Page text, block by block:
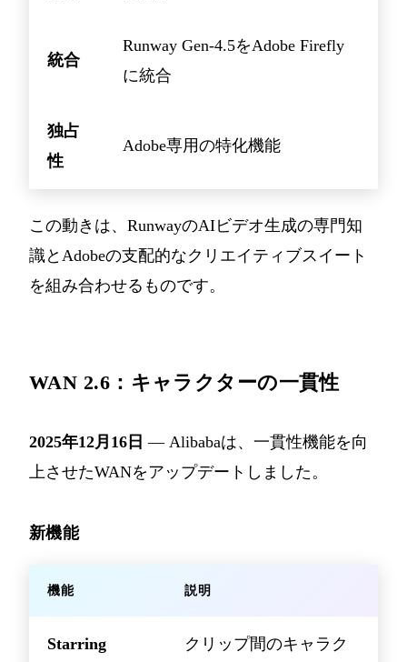
統合
Runway Gen-4.5をAdobe Firefly
に統合
独占
性
Adobe専用の特化機能
この動きは、RunwayのAIビデオ生成の専門知
識とAdobeの支配的なクリエイティブスイート
を組み合わせるものです。
WAN 2.6：キャラクターの一貫性
2025年12月16日 — Alibabaは、一貫性機能を向
上させたWANをアップデートしました。
新機能
機能 説明
Starring
クリップ間のキャラク